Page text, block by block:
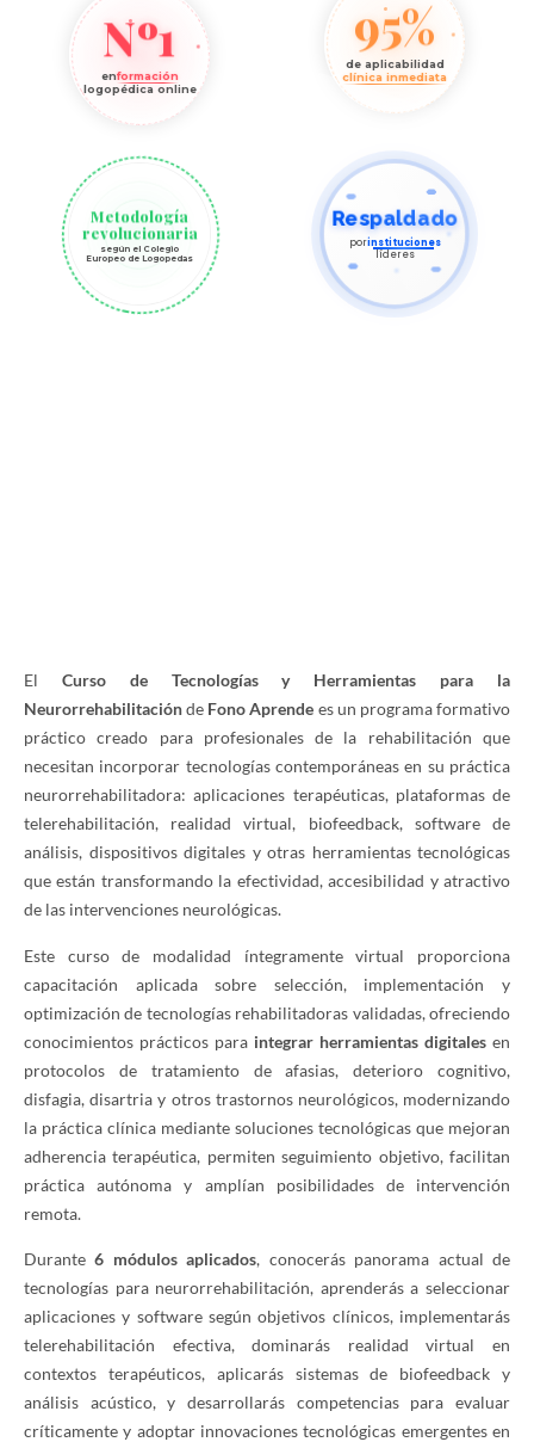
Nº1
enformación
logopédica online
95%
de aplicabilidad
clínica inmediata
Metodología
revolucionaria
según el Colegio
Europeo de Logopedas
Respaldado
porinstituciones
líderes
El Curso de Tecnologías y Herramientas para la
Neurorrehabilitaciónde Fono Aprende es un programa formativo
práctico creado para profesionales de la rehabilitación que
necesitan incorporar tecnologías contemporáneas en su práctica
neurorrehabilitadora: aplicaciones terapéuticas, plataformas de
telerehabilitación, realidad virtual, biofeedback, software de
análisis, dispositivos digitales y otras herramientas tecnológicas
que están transformando la efectividad, accesibilidad y atractivo
de las intervenciones neurológicas.
Este curso de modalidad íntegramente virtual proporciona
capacitación aplicada sobre selección, implementación y
optimización de tecnologías rehabilitadoras validadas, ofreciendo
conocimientos prácticos para integrar herramientas digitales en
protocolos de tratamiento de afasias, deterioro cognitivo,
disfagia, disartria y otros trastornos neurológicos, modernizando
la práctica clínica mediante soluciones tecnológicas que mejoran
adherencia terapéutica, permiten seguimiento objetivo, facilitan
práctica autónoma y amplían posibilidades de intervención
remota.
Durante6 módulos aplicados, conocerás panorama actual de
tecnologías para neurorrehabilitación, aprenderás a seleccionar
aplicaciones y software según objetivos clínicos, implementarás
telerehabilitación efectiva, dominarás realidad virtual en
contextos terapéuticos, aplicarás sistemas de biofeedback y
análisis acústico, y desarrollarás competencias para evaluar
críticamente y adoptar innovaciones tecnológicas emergentes en